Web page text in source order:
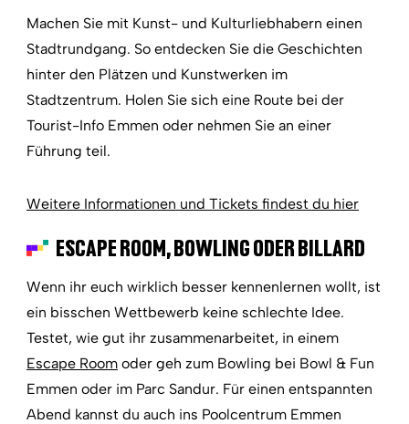
Machen Sie mit Kunst- und Kulturliebhabern einen
Stadtrundgang. So entdecken Sie die Geschichten
hinter den Plätzen und Kunstwerken im
Stadtzentrum. Holen Sie sich eine Route bei der
Tourist-Info Emmen oder nehmen Sie an einer
Führung teil.
Weitere Informationen und Tickets findest du hier
ESCAPE ROOM, BOWLING ODER BILLARD
Wenn ihr euch wirklich besser kennenlernen wollt, ist
ein bisschen Wettbewerb keine schlechte Idee.
Testet, wie gut ihr zusammenarbeitet, in einem
Escape Room oder geh zum Bowling bei Bowl & Fun
Emmen oder im Parc Sandur. Für einen entspannten
Abend kannst du auch ins Poolcentrum Emmen